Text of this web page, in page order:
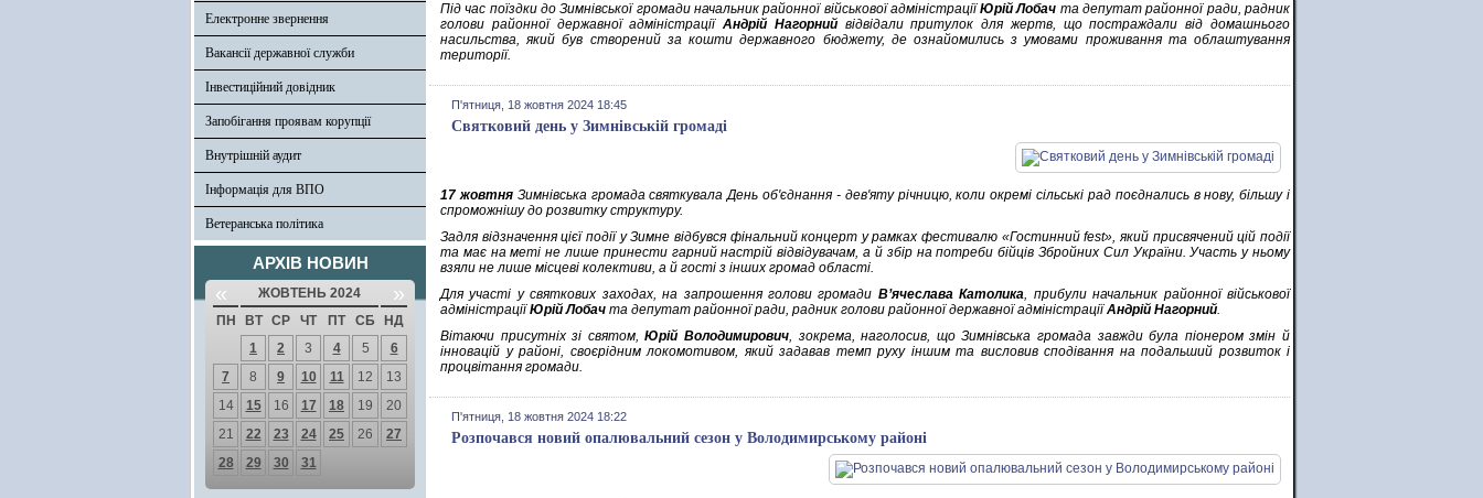
Електронне звернення
Вакансії державної служби
Інвестиційний довідник
Запобігання проявам корупції
Внутрішній аудит
Інформація для ВПО
Ветеранська політика
АРХІВ НОВИН
« ЖОВТЕНЬ 2024 »
ПН ВТ СР ЧТ ПТ СБ
НД
1
2 3 4 5
6
7
8 9 10 11 12
13
14
15 16 17 18 19
20
21
22 23 24 25 26
27
28
29 30 31
Під час поїздки до Зимнівської громади начальник районної військової адміністраціїЮрій Лобач та депутат районної ради, радник
голови районної державної адміністраціїАндрій Нагорнийвідвідали притулок для жертв, що постраждали від домашнього
насильства, який був створений за кошти державного бюджету, де ознайомились з умовами проживання та облаштування
території.
П'ятниця, 18 жовтня 2024 18:45
Святковий день у Зимнівській громаді
17 жовтняЗимнівська громада святкувала День об'єднання - дев'яту річницю, коли окремі сільські рад поєднались в нову, більшу і
спроможнішу до розвитку структуру.
Задля відзначення цієї події у Зимне відбувся фінальний концерт у рамках фестивалю «Гостинний fest», який присвячений цій події
та має на меті не лише принести гарний настрій відвідувачам, а й збір на потреби бійців Збройних Сил України. Участь у ньому
взяли не лише місцеві колективи, а й гості з інших громад області.
Для участі у святкових заходах, на запрошення голови громади В’ячеслава Католика, прибули начальник районної військової
адміністраціїЮрій Лобач та депутат районної ради, радник голови районної державної адміністраціїАндрій Нагорний.
Вітаючи присутніх зі святом,Юрій Володимирович, зокрема, наголосив, що Зимнівська громада завжди була піонером змін й
інновацій у районі, своєрідним локомотивом, який задавав темп руху іншим та висловив сподівання на подальший розвиток і
процвітання громади.
П'ятниця, 18 жовтня 2024 18:22
Розпочався новий опалювальний сезон у Володимирському районі